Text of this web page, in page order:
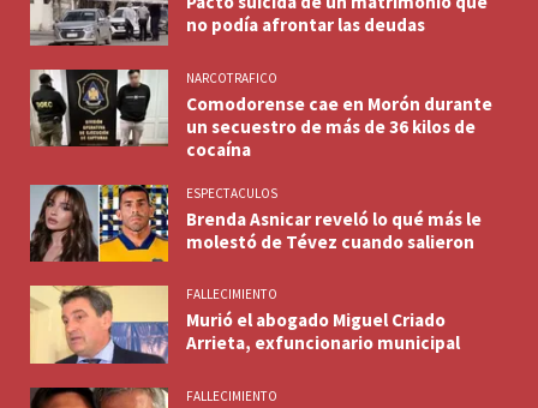
no podía afrontar las deudas
NARCOTRAFICO
Comodorense cae en Morón durante
un secuestro de más de 36 kilos de
cocaína
ESPECTACULOS
Brenda Asnicar reveló lo qué más le
molestó de Tévez cuando salieron
FALLECIMIENTO
Murió el abogado Miguel Criado
Arrieta, exfuncionario municipal
FALLECIMIENTO